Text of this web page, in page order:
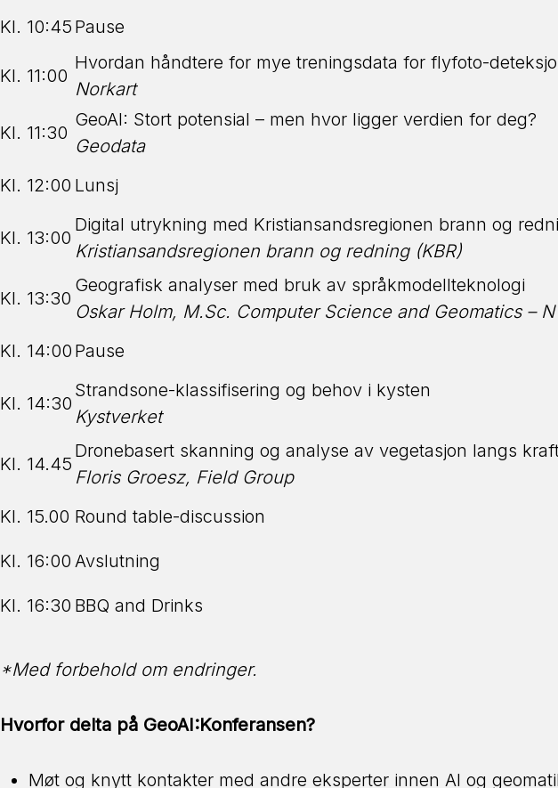
Kl. 10:45 Pause
Kl. 11:00
Hvordan håndtere for mye treningsdata for flyfoto-
Norkart
Kl. 11:30
GeoAI: Stort potensial – men hvor ligger verdien for deg?
Geodata
Kl. 12:00 Lunsj
Kl. 13:00
Digital utrykning med Kristiansandsregionen brann og
Kristiansandsregionen brann og redning (KBR)
Kl. 13:30
Geografisk analyser med bruk av språkmodellteknologi
Oskar Holm, M.Sc. Computer Science and Geomatics –
Kl. 14:00 Pause
Kl. 14:30
Strandsone-klassifisering og behov i kysten
Kystverket
Kl. 14.45
Dronebasert skanning og analyse av vegetasjon langs
Floris Groesz, Field Group
Kl. 15.00 Round table-discussion
Kl. 16:00 Avslutning
Kl. 16:30 BBQ and Drinks
*Med forbehold om endringer.
Hvorfor delta på GeoAI:Konferansen?
Møt og knytt kontakter med andre eksperter innen AI og